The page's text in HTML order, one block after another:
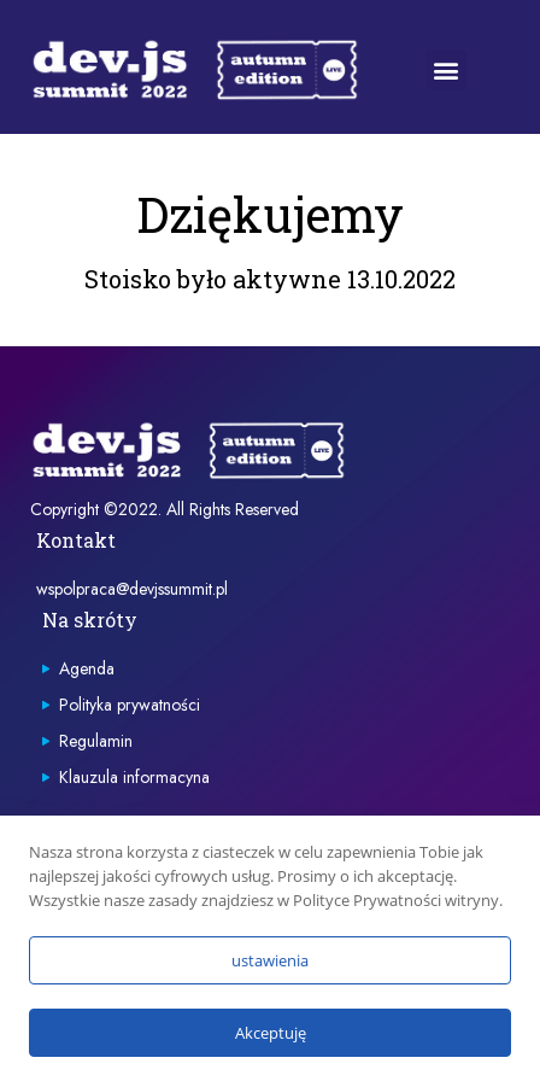
Dziękujemy
Stoisko było aktywne 13.10.2022
Copyright ©2022. All Rights Reserved
Kontakt
wspolpraca@devjssummit.pl
Na skróty
Agenda
Polityka prywatności
Regulamin
Klauzula informacyna
Nasza strona korzysta z ciasteczek w celu zapewnienia Tobie jak
najlepszej jakości cyfrowych usług. Prosimy o ich akceptację.
Wszystkie nasze zasady znajdziesz w Polityce Prywatności witryny.
ustawienia
Akceptuję